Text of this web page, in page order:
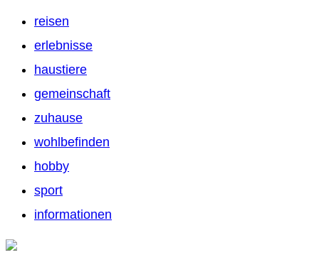
reisen
erlebnisse
haustiere
gemeinschaft
zuhause
wohlbefinden
hobby
sport
informationen